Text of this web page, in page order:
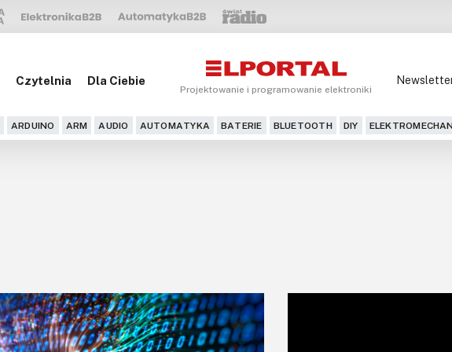
Czytelnia Dla Ciebie
Projektowanie i programowanie elektroniki
ARDUINO ARM AUDIO AUTOMATYKA BATERIE BLUETOOTH DIY